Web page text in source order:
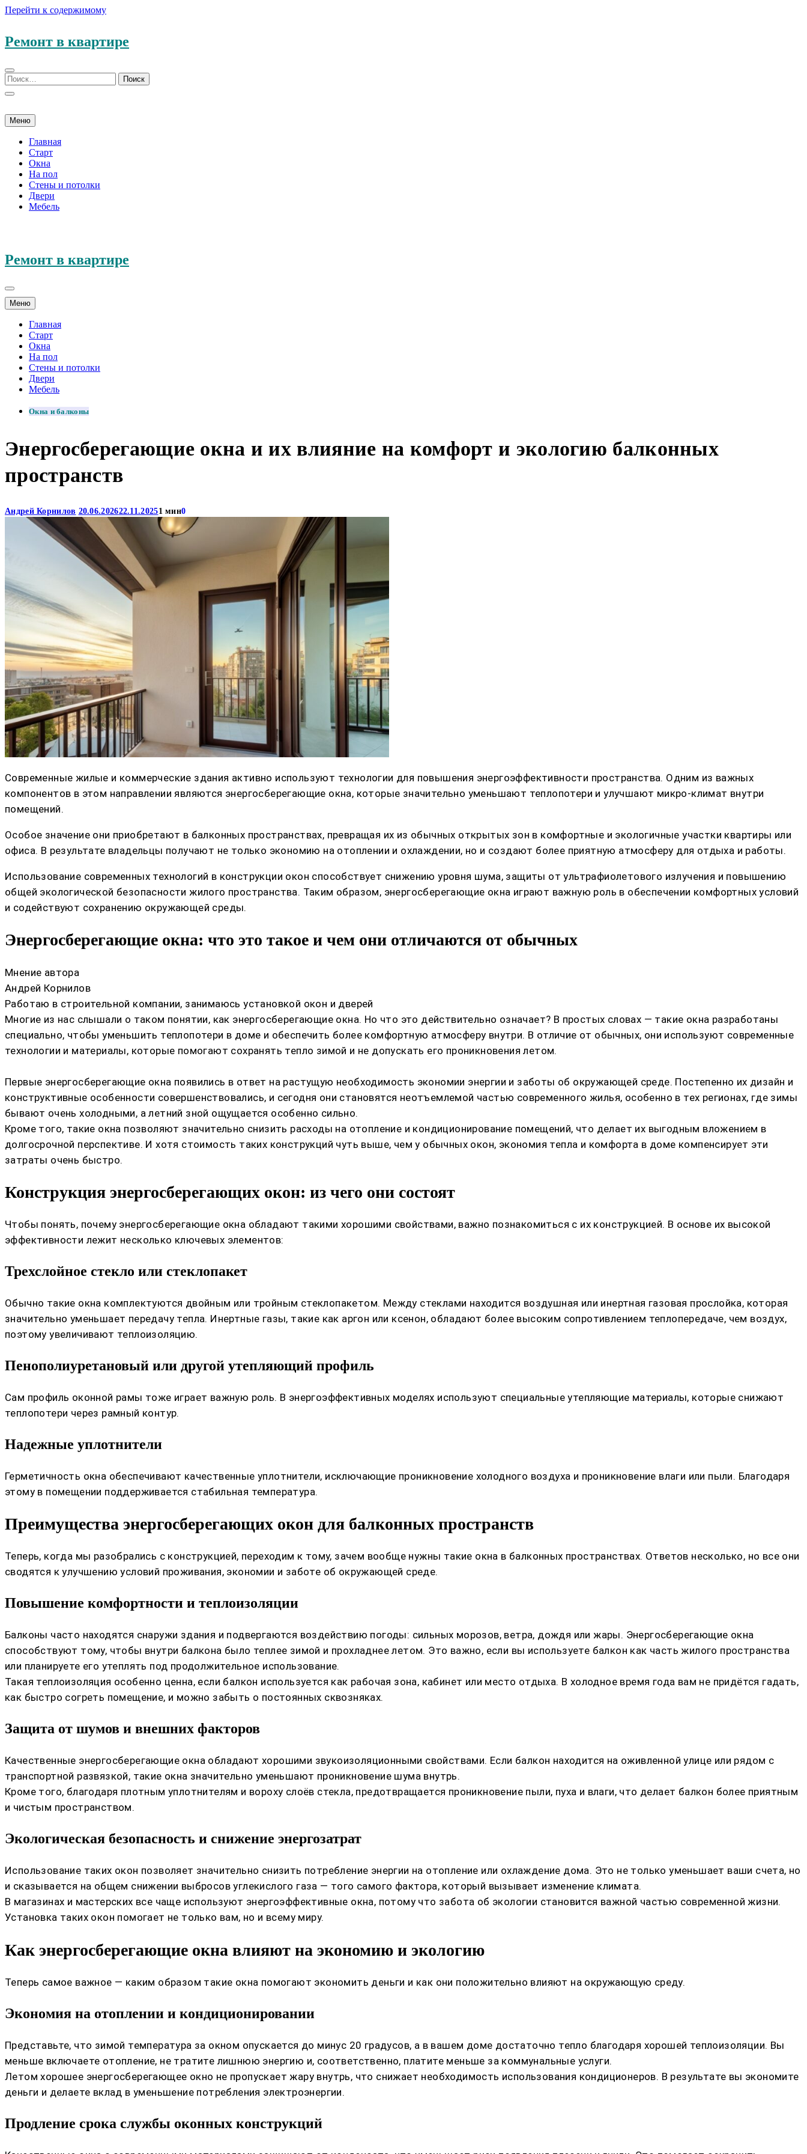
Перейти к содержимому
Ремонт в квартире
Меню
Главная
Старт
Окна
На пол
Стены и потолки
Двери
Мебель
Ремонт в квартире
Меню
Главная
Старт
Окна
На пол
Стены и потолки
Двери
Мебель
Окна и балконы
Энергосберегающие окна и их влияние на комфорт и экологию балконных
пространств
Андрей Корнилов 20.06.202622.11.20251 мин0
Современные жилые и коммерческие здания активно используют технологии для повышения энергоэффективности пространства. Одним из важных
компонентов в этом направлении являются энергосберегающие окна, которые значительно уменьшают теплопотери и улучшают микро-климат внутри
помещений.
Особое значение они приобретают в балконных пространствах, превращая их из обычных открытых зон в комфортные и экологичные участки квартиры или
офиса. В результате владельцы получают не только экономию на отоплении и охлаждении, но и создают более приятную атмосферу для отдыха и работы.
Использование современных технологий в конструкции окон способствует снижению уровня шума, защиты от ультрафиолетового излучения и повышению
общей экологической безопасности жилого пространства. Таким образом, энергосберегающие окна играют важную роль в обеспечении комфортных условий
и содействуют сохранению окружающей среды.
Энергосберегающие окна: что это такое и чем они отличаются от обычных
Мнение автора
Андрей Корнилов
Работаю в строительной компании, занимаюсь установкой окон и дверей
Многие из нас слышали о таком понятии, как энергосберегающие окна. Но что это действительно означает? В простых словах — такие окна разработаны
специально, чтобы уменьшить теплопотери в доме и обеспечить более комфортную атмосферу внутри. В отличие от обычных, они используют современные
технологии и материалы, которые помогают сохранять тепло зимой и не допускать его проникновения летом.
Первые энергосберегающие окна появились в ответ на растущую необходимость экономии энергии и заботы об окружающей среде. Постепенно их дизайн и
конструктивные особенности совершенствовались, и сегодня они становятся неотъемлемой частью современного жилья, особенно в тех регионах, где зимы
бывают очень холодными, а летний зной ощущается особенно сильно.
Кроме того, такие окна позволяют значительно снизить расходы на отопление и кондиционирование помещений, что делает их выгодным вложением в
долгосрочной перспективе. И хотя стоимость таких конструкций чуть выше, чем у обычных окон, экономия тепла и комфорта в доме компенсирует эти
затраты очень быстро.
Конструкция энергосберегающих окон: из чего они состоят
Чтобы понять, почему энергосберегающие окна обладают такими хорошими свойствами, важно познакомиться с их конструкцией. В основе их высокой
эффективности лежит несколько ключевых элементов:
Трехслойное стекло или стеклопакет
Обычно такие окна комплектуются двойным или тройным стеклопакетом. Между стеклами находится воздушная или инертная газовая прослойка, которая
значительно уменьшает передачу тепла. Инертные газы, такие как аргон или ксенон, обладают более высоким сопротивлением теплопередаче, чем воздух,
поэтому увеличивают теплоизоляцию.
Пенополиуретановый или другой утепляющий профиль
Сам профиль оконной рамы тоже играет важную роль. В энергоэффективных моделях используют специальные утепляющие материалы, которые снижают
теплопотери через рамный контур.
Надежные уплотнители
Герметичность окна обеспечивают качественные уплотнители, исключающие проникновение холодного воздуха и проникновение влаги или пыли. Благодаря
этому в помещении поддерживается стабильная температура.
Преимущества энергосберегающих окон для балконных пространств
Теперь, когда мы разобрались с конструкцией, переходим к тому, зачем вообще нужны такие окна в балконных пространствах. Ответов несколько, но все они
сводятся к улучшению условий проживания, экономии и заботе об окружающей среде.
Повышение комфортности и теплоизоляции
Балконы часто находятся снаружи здания и подвергаются воздействию погоды: сильных морозов, ветра, дождя или жары. Энергосберегающие окна
способствуют тому, чтобы внутри балкона было теплее зимой и прохладнее летом. Это важно, если вы используете балкон как часть жилого пространства
или планируете его утеплять под продолжительное использование.
Такая теплоизоляция особенно ценна, если балкон используется как рабочая зона, кабинет или место отдыха. В холодное время года вам не придётся гадать,
как быстро согреть помещение, и можно забыть о постоянных сквозняках.
Защита от шумов и внешних факторов
Качественные энергосберегающие окна обладают хорошими звукоизоляционными свойствами. Если балкон находится на оживленной улице или рядом с
транспортной развязкой, такие окна значительно уменьшают проникновение шума внутрь.
Кроме того, благодаря плотным уплотнителям и вороху слоёв стекла, предотвращается проникновение пыли, пуха и влаги, что делает балкон более приятным
и чистым пространством.
Экологическая безопасность и снижение энергозатрат
Использование таких окон позволяет значительно снизить потребление энергии на отопление или охлаждение дома. Это не только уменьшает ваши счета, но
и сказывается на общем снижении выбросов углекислого газа — того самого фактора, который вызывает изменение климата.
В магазинах и мастерских все чаще используют энергоэффективные окна, потому что забота об экологии становится важной частью современной жизни.
Установка таких окон помогает не только вам, но и всему миру.
Как энергосберегающие окна влияют на экономию и экологию
Теперь самое важное — каким образом такие окна помогают экономить деньги и как они положительно влияют на окружающую среду.
Экономия на отоплении и кондиционировании
Представьте, что зимой температура за окном опускается до минус 20 градусов, а в вашем доме достаточно тепло благодаря хорошей теплоизоляции. Вы
меньше включаете отопление, не тратите лишнюю энергию и, соответственно, платите меньше за коммунальные услуги.
Летом хорошее энергосберегающее окно не пропускает жару внутрь, что снижает необходимость использования кондиционеров. В результате вы экономите
деньги и делаете вклад в уменьшение потребления электроэнергии.
Продление срока службы оконных конструкций